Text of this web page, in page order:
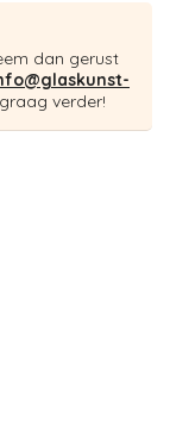
dan gerust
verder!